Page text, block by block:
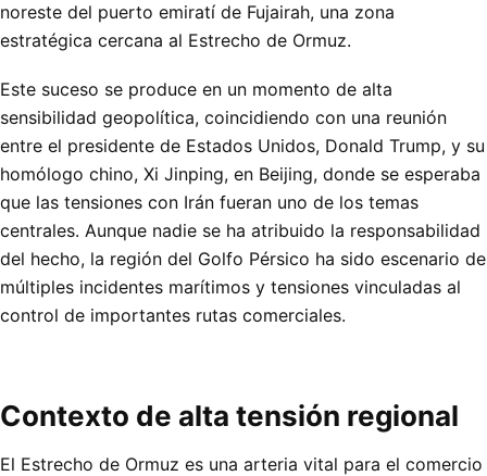
noreste del puerto emiratí de Fujairah, una zona
estratégica cercana al Estrecho de Ormuz.
Este suceso se produce en un momento de alta
sensibilidad geopolítica, coincidiendo con una reunión
entre el presidente de Estados Unidos, Donald Trump, y su
homólogo chino, Xi Jinping, en Beijing, donde se esperaba
que las tensiones con Irán fueran uno de los temas
centrales. Aunque nadie se ha atribuido la responsabilidad
del hecho, la región del Golfo Pérsico ha sido escenario de
múltiples incidentes marítimos y tensiones vinculadas al
control de importantes rutas comerciales.
Contexto de alta tensión regional
El Estrecho de Ormuz es una arteria vital para el comercio